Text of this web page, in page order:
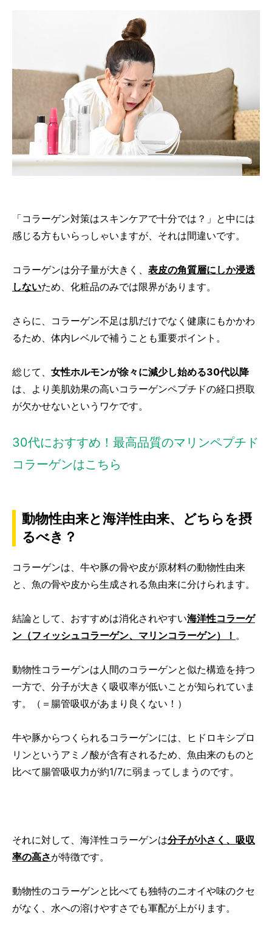
「コラーゲン対策はスキンケアで十分では？」と中には
感じる方もいらっしゃいますが、それは間違いです。
コラーゲンは分子量が大きく、 表皮の角質層にしか浸透
しないため、化粧品のみでは限界があります。
さらに、コラーゲン不足は肌だけでなく健康にもかかわ
るため、体内レベルで補うことも重要ポイント。
総じて、 女性ホルモンが徐々に減少し始める30代以降
は、より美肌効果の高いコラーゲンペプチドの経口摂取
が欠かせないというワケです。
30代におすすめ！最高品質のマリンペプチド
コラーゲンはこちら
動物性由来と海洋性由来、どちらを摂
るべき？
コラーゲンは、牛や豚の骨や皮が原材料の動物性由来
と、魚の骨や皮から生成される魚由来に分けられます。
結論として、おすすめは消化されやすい海洋性コラーゲ
ン（フィッシュコラーゲン、マリンコラーゲン）！ 。
動物性コラーゲンは人間のコラーゲンと似た構造を持つ
一方で、分子が大きく吸収率が低いことが知られていま
す。（＝腸管吸収があまり良くない！）
牛や豚からつくられるコラーゲンには、ヒドロキシプロ
リンというアミノ酸が含有されるため、魚由来のものと
比べて腸管吸収力が約1/7に弱まってしまうのです。
それに対して、海洋性コラーゲンは分子が小さく、吸収
率の高さが特徴です。
動物性のコラーゲンと比べても独特のニオイや味のクセ
がなく、水への溶けやすさでも軍配が上がります。